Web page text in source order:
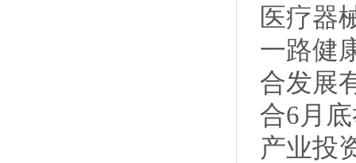
医疗器
一路健
合发展
合6月
产业投